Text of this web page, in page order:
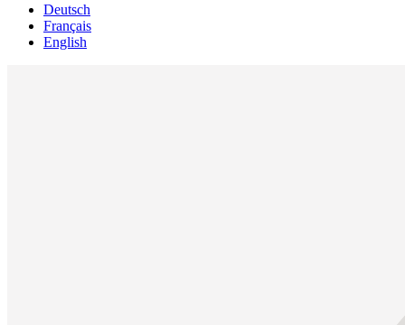
Deutsch
Français
English